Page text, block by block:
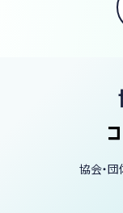
協会・